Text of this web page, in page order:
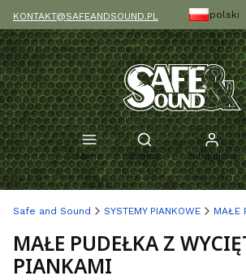
KONTAKT@SAFEANDSOUND.PL polski
Menu
Otwórz
Szukaj Zaloguj się
Safe and Sound SYSTEMY PIANKOWE MAŁE
MAŁE PUDEŁKA Z
PIANKAMI